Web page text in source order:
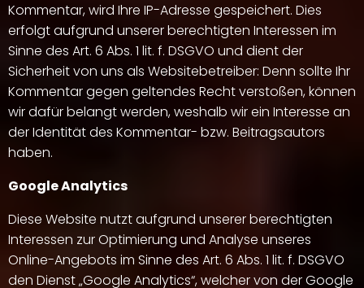
Kommentar, wird Ihre IP-Adresse gespeichert. Dies
erfolgt aufgrund unserer berechtigten Interessen im
Sinne des Art. 6 Abs. 1 lit. f. DSGVO und dient der
Sicherheit von uns als Websitebetreiber: Denn sollte Ihr
Kommentar gegen geltendes Recht verstoßen, können
wir dafür belangt werden, weshalb wir ein Interesse an
der Identität des Kommentar- bzw. Beitragsautors
haben.
Google Analytics
Diese Website nutzt aufgrund unserer berechtigten
Interessen zur Optimierung und Analyse unseres
Online-Angebots im Sinne des Art. 6 Abs. 1 lit. f. DSGVO
den Dienst „Google Analytics“, welcher von der Google